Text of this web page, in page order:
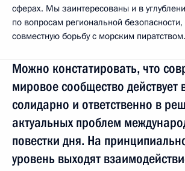
сферах. Мы заинтересованы и в
по вопросам региональной
совместную борьбу с морским пиратством.
Можно констатировать, что
мировое сообщество действует
солидарно и ответственно в
актуальных проблем
повестки дня. На
уровень выходят